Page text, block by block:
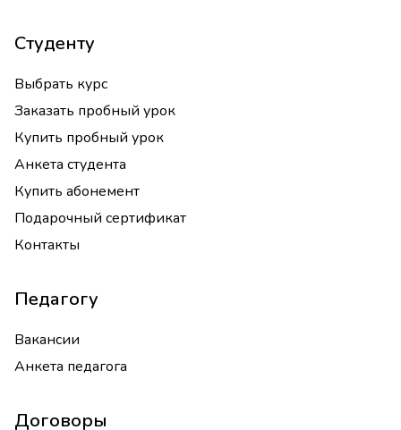
Студенту
Выбрать курс
Заказать пробный урок
Купить пробный урок
Анкета студента
Купить абонемент
Подарочный сертификат
Контакты
Педагогу
Вакансии
Анкета педагога
Договоры